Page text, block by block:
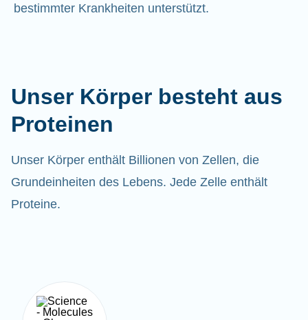
bestimmter Krankheiten unterstützt.
Unser Körper besteht aus
Proteinen
Unser Körper enthält Billionen von Zellen, die
Grundeinheiten des Lebens. Jede Zelle enthält
Proteine.